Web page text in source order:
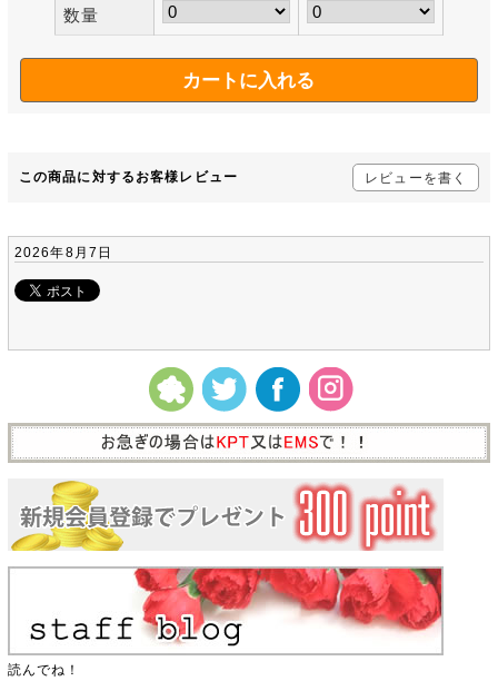
数量
この商品に対するお客様レビュー レビューを書く
2026年8月7日
読んでね！